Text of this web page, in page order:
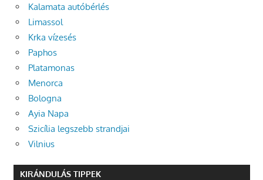
Kalamata autóbérlés
Limassol
Krka vízesés
Paphos
Platamonas
Menorca
Bologna
Ayia Napa
Szicília legszebb strandjai
Vilnius
KIRÁNDULÁS TIPPEK